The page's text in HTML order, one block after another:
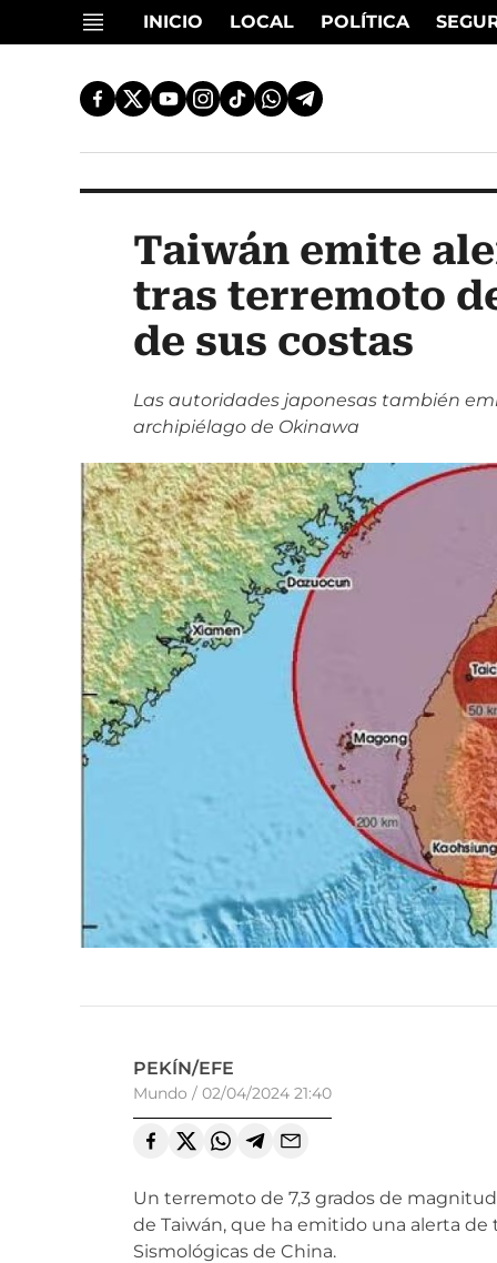
INICIO LOCAL POLÍTICA
Taiwán emite
tras terremoto
de sus costas
Las autoridades japonesas también
archipiélago de Okinawa
PEKÍN/EFE
Mundo / 02/04/2024 21:40
Un terremoto de 7,3 grados de
de Taiwán, que ha emitido una alerta
Sismológicas de China.